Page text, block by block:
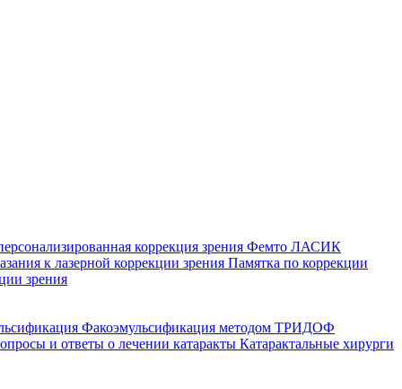
коррекция зрения Фемто ЛАСИК
к лазерной коррекции зрения Памятка по коррекции
зрения
Факоэмульсификация методом ТРИДОФ
и ответы о лечении катаракты Катарактальные хирурги